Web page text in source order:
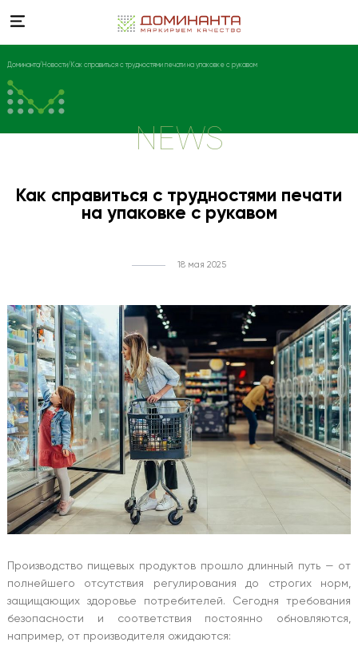
Доминанта Новости Как справиться с трудностями печати на упаковке с рукавом
NEWS
Как справиться с трудностями печати
на упаковке с рукавом
18 мая 2025
Производство пищевых продуктов прошло длинный путь — от
полнейшего отсутствия регулирования до строгих норм,
защищающих здоровье потребителей. Сегодня требования
безопасности и соответствия постоянно обновляются,
например, от производителя ожидаются: